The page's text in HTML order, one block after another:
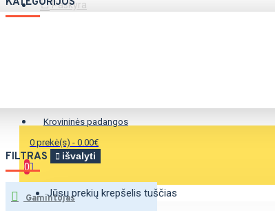
Paskyra
0 prekė(s) - 0.00€
0
Jūsų prekių krepšelis tuščias
Krovininės padangos
FILTRAS išvalyti
Gamintojas